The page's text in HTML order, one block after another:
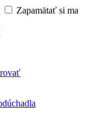
Zapamätať si ma